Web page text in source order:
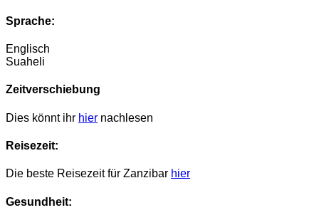
Sprache:
Englisch
Suaheli
Zeitverschiebung
Dies könnt ihr hier nachlesen
Reisezeit:
Die beste Reisezeit für Zanzibar hier
Gesundheit: